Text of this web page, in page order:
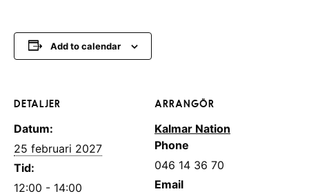
Add to calendar
DETALJER
Datum:
25 februari 2027
Tid:
12:00 - 14:00
ARRANGÖR
Kalmar Nation
Phone
046 14 36 70
Email